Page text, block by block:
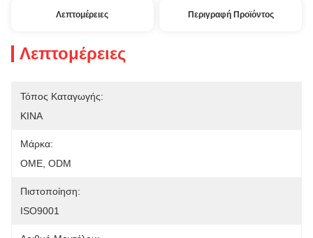
Λεπτομέρειες Περιγραφή Προϊόντος
Λεπτομέρειες
Τόπος Καταγωγής:
ΚΙΝΑ
Μάρκα:
OME, ODM
Πιστοποίηση:
ISO9001